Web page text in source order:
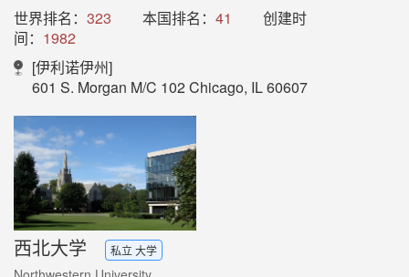
世界排名： 323 本国排名： 41
创建时
间： 1982
[伊利诺伊州]
601 S. Morgan M/C 102 Chicago, IL 60607
西北大学 私立 大学